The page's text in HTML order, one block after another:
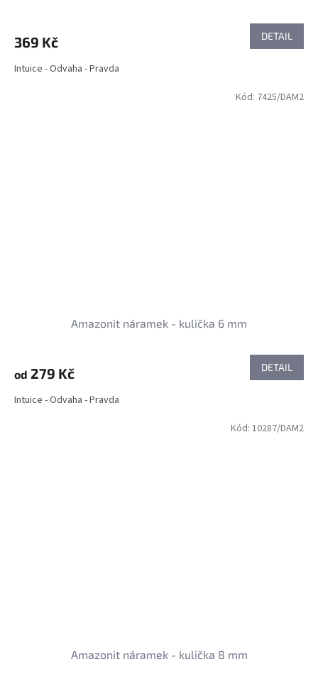
369 Kč DETAIL
Intuice - Odvaha - Pravda
Amazonit náramek - kulička 6 mm
od 279 Kč DETAIL
Intuice - Odvaha - Pravda
Kód: 7425/DAM2
Amazonit náramek - kulička 8 mm
Kód: 10287/DAM2